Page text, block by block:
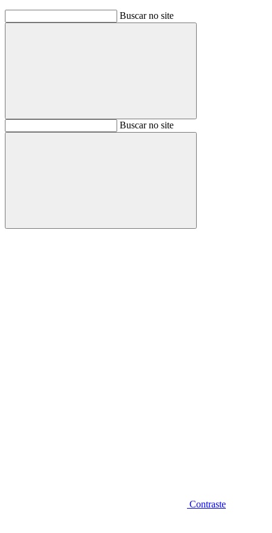
Buscar no site
BuscarBuscar no site
Buscar
Contraste